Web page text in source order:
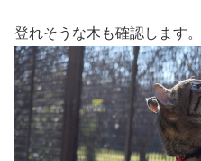
登れそうな木も確認します。